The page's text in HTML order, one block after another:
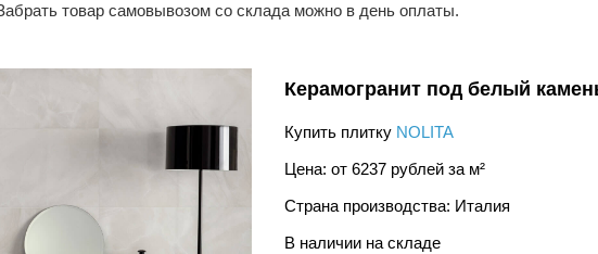
товар самовывозом со склада можно в день оплаты.
Керамогранит под белый
Купить плитку NOLITA
Цена: от 6237 рублей за м²
Страна производства: Италия
В наличии на складе